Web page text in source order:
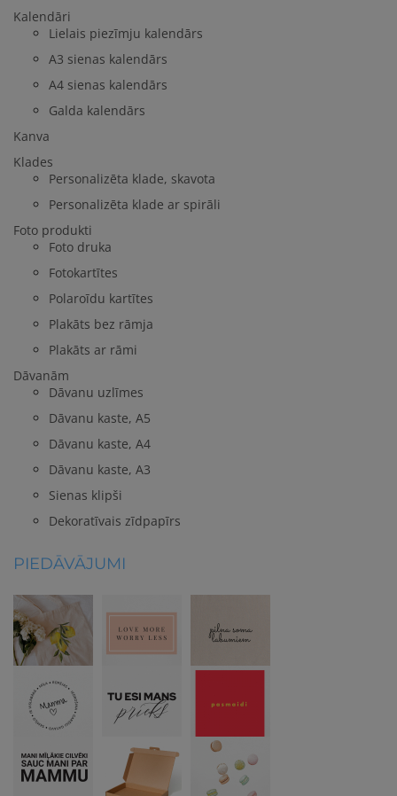
Kalendāri
Lielais piezīmju kalendārs
A3 sienas kalendārs
A4 sienas kalendārs
Galda kalendārs
Kanva
Klades
Personalizēta klade, skavota
Personalizēta klade ar spirāli
Foto produkti
Foto druka
Fotokartītes
Polaroīdu kartītes
Plakāts bez rāmja
Plakāts ar rāmi
Dāvanām
Dāvanu uzlīmes
Dāvanu kaste, A5
Dāvanu kaste, A4
Dāvanu kaste, A3
Sienas klipši
Dekoratīvais zīdpapīrs
PIEDĀVĀJUMI